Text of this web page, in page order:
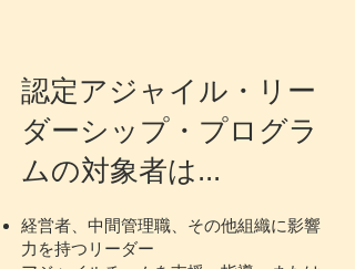
認定アジャイル・リー
ダーシップ・プログラ
ムの対象者は...
経営者、中間管理職、その他組織に影響
力を持つリーダー